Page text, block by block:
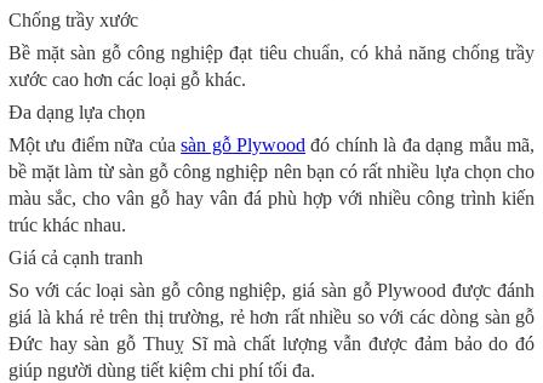
Chống trầy xước
Bề mặt sàn gỗ công nghiệp đạt tiêu chuẩn, có khả năng chống trầy
xước cao hơn các loại gỗ khác.
Đa dạng lựa chọn
Một ưu điểm nữa củasàn gỗ Plywood đó chính là đa dạng mẫu mã,
bề mặt làm từ sàn gỗ công nghiệp nên bạn có rất nhiều lựa chọn cho
màu sắc, cho vân gỗ hay vân đá phù hợp với nhiều công trình kiến
trúc khác nhau.
Giá cả cạnh tranh
So với các loại sàn gỗ công nghiệp, giá sàn gỗ Plywood được đánh
giá là khá rẻ trên thị trường, rẻ hơn rất nhiều so với các dòng sàn gỗ
Đức hay sàn gỗ Thuỵ Sĩ mà chất lượng vẫn được đảm bảo do đó
giúp người dùng tiết kiệm chi phí tối đa.